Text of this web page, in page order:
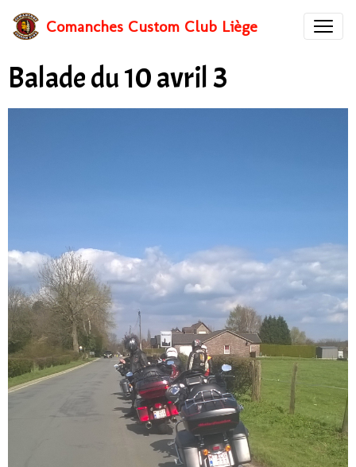
Comanches Custom Club Liège
Balade du 10 avril 3